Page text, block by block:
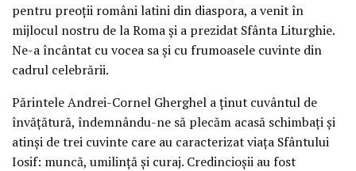
pentru preoții români latini din diaspora, a venit în
mijlocul nostru de la Roma și a prezidat Sfânta Liturghie.
Ne-a încântat cu vocea sa și cu frumoasele cuvinte din
cadrul celebrării.
Părintele Andrei-Cornel Gherghel a ținut cuvântul de
învățătură, îndemnându-ne să plecăm acasă schimbați și
atinși de trei cuvinte care au caracterizat viața Sfântului
Iosif: muncă, umilință și curaj. Credincioșii au fost